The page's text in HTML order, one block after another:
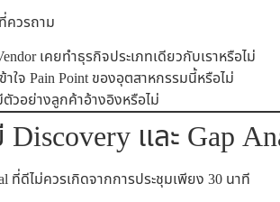
ควรถาม
เคยทำธุรกิจประเภทเดียวกับเราหรือไม่
าใจ Pain Point ของอุตสาหกรรมนี้หรือไม่
วอย่างลูกค้าอ้างอิงหรือไม่
Discovery และ Gap
ที่ดีไม่ควรเกิดจากการประชุมเพียง 30 นาที